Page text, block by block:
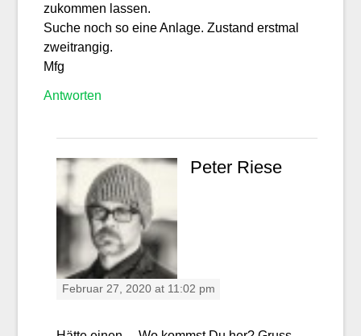
zukommen lassen.
Suche noch so eine Anlage. Zustand erstmal
zweitrangig.
Mfg
Antworten
Peter Riese
Februar 27, 2020 at 11:02 pm